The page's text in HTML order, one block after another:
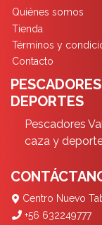
Quiénes somos
Tienda
Términos y
Contacto
DEPORTES
Pescadores
caza y
Centro Nuevo
+56 632249777